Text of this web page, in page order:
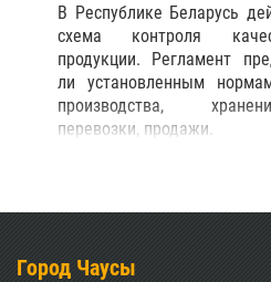
В Республике Беларусь
схема контроля
продукции. Регламент
ли установленным
производства,
перевозки, продажи.
Город Чаусы